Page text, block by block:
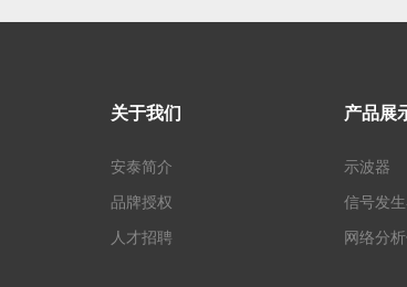
关于我们
安泰简介
品牌授权
人才招聘
产品展
示波器
信号发
网络分